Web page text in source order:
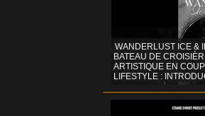
WANDERLUST ICE &
BATEAU DE
ARTISTIQUE EN
LIFESTYLE :